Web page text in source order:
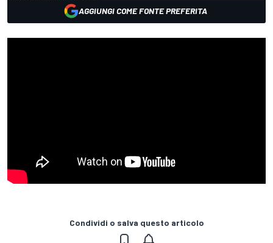
AGGIUNGI COME FONTE PREFERITA
Condividi o salva questo articolo